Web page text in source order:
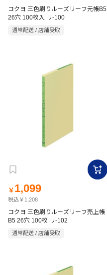
コクヨ 三色刷りルーズリーフ元帳B5
26穴 100枚入 リ-100
通常配送 / 店舗受取
￥ 1,099
税込￥1,208
コクヨ 三色刷りルーズリーフ売上帳
B5 26穴 100枚 リ-102
通常配送 / 店舗受取